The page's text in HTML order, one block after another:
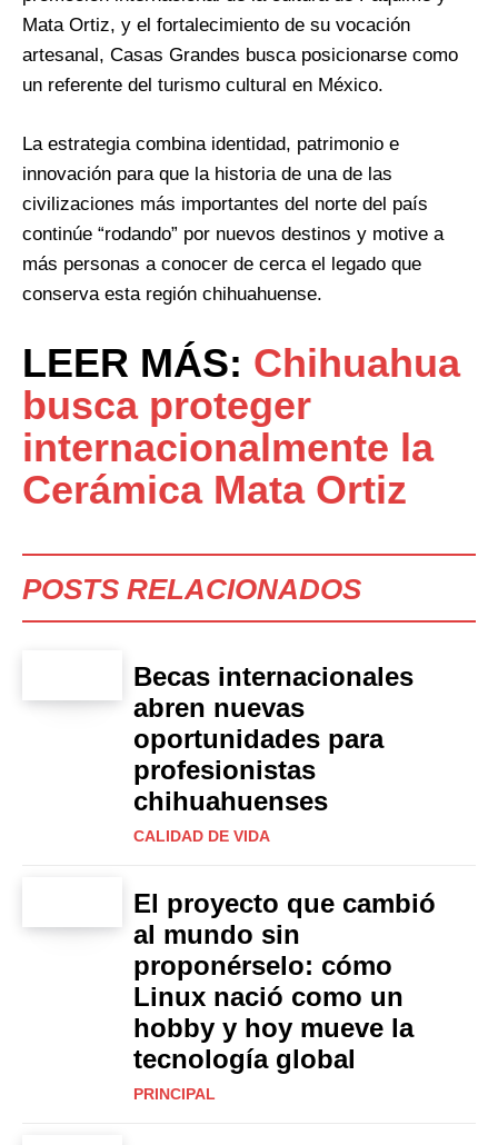
Mata Ortiz, y el fortalecimiento de su vocación
artesanal, Casas Grandes busca posicionarse como
un referente del turismo cultural en México.
La estrategia combina identidad, patrimonio e
innovación para que la historia de una de las
civilizaciones más importantes del norte del país
continúe “rodando” por nuevos destinos y motive a
más personas a conocer de cerca el legado que
conserva esta región chihuahuense.
LEER MÁS: Chihuahua
busca proteger
internacionalmente la
Cerámica Mata Ortiz
POSTS RELACIONADOS
Becas internacionales
abren nuevas
oportunidades para
profesionistas
chihuahuenses
CALIDAD DE VIDA
El proyecto que cambió
al mundo sin
proponérselo: cómo
Linux nació como un
hobby y hoy mueve la
tecnología global
PRINCIPAL